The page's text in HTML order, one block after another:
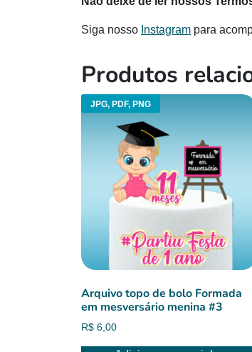
Siga nosso Instagram para
Produtos
JPG, PDF, PNG
Arquivo topo de bolo Formada
em mesversário menina #3
R$ 6,00